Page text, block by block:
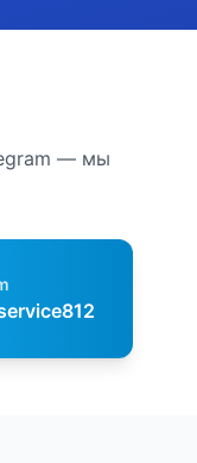
— мы